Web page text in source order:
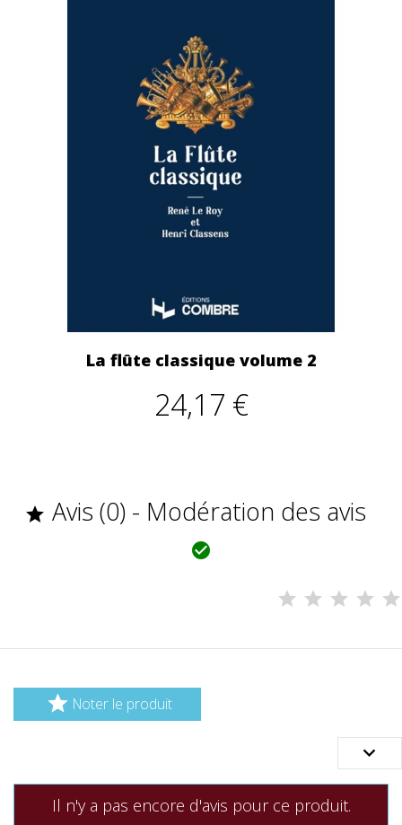
La flûte classique volume 2
24,17 €
 Avis (0) - Modération des avis

 Noter le produit

Il n'y a pas encore d'avis pour ce produit.